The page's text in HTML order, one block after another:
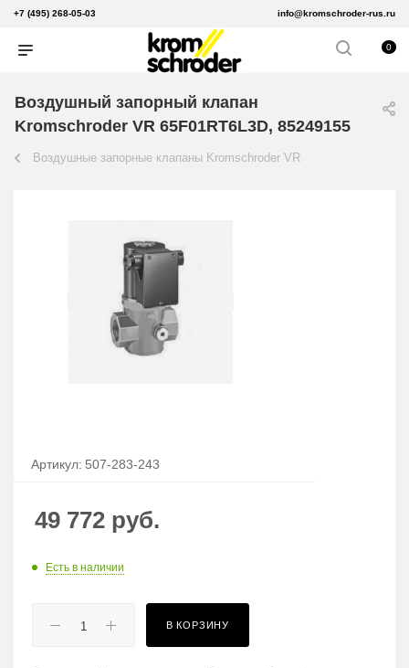
+7 (495) 268-05-03 info@kromschroder-rus.ru
0
Воздушный запорный клапан
Kromschroder VR 65F01RT6L3D, 85249155
Воздушные запорные клапаны Kromschroder VR
Артикул: 507-283-243
49 772 руб.
Есть в наличии
В КОРЗИНУ